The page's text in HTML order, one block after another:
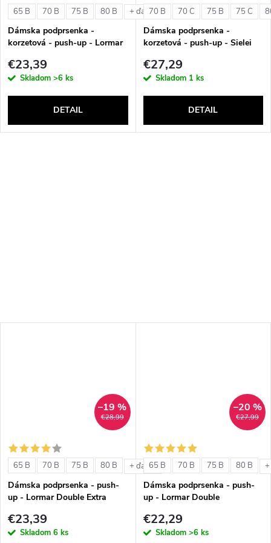
65 B 70 B 75 B 80 B + ďalšie
Dámska podprsenka -
korzetová - push-up - Lormar
€23,39
Skladom >6 ks
DETAIL
70 B 70 C 75 B 75 C
Dámska podprsenka -
korzetová - push-up - Sielei
€27,29
Skladom 1 ks
DETAIL
€28,99
–19 %
65 B 70 B 75 B 80 B + ďalšie
Dámska podprsenka - push-
up - Lormar Double Extra
€23,39
Skladom 6 ks
€27,99
–20 %
65 B 70 B 75 B 80 B
Dámska podprsenka - push-
up - Lormar Double
€22,29
Skladom >6 ks